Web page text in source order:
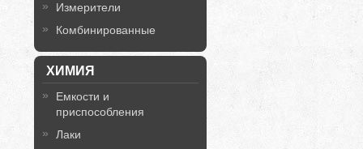
Измерители
Комбинированные
ХИМИЯ
Емкости и
приспособления
Лаки